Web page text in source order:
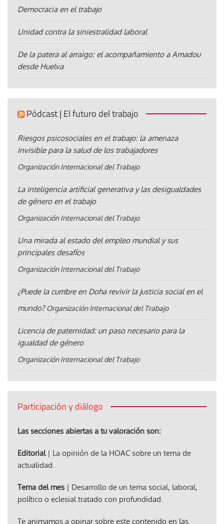
Democracia en el trabajo
Unidad contra la siniestralidad laboral
De la patera al arraigo: el acompañamiento a Amadou
desde Huelva
Pódcast | El futuro del trabajo
Riesgos psicosociales en el trabajo: la amenaza
invisible para la salud de los trabajadores
Organización Internacional del Trabajo
La inteligencia artificial generativa y las desigualdades
de género en el trabajo
Organización Internacional del Trabajo
Una mirada al estado del empleo mundial y sus
principales desafíos
Organización Internacional del Trabajo
¿Puede la cumbre en Doha revivir la justicia social en el
mundo? Organización Internacional del Trabajo
Licencia de paternidad: un paso necesario para la
igualdad de género
Organización Internacional del Trabajo
Participación y diálogo
Las secciones abiertas a tu valoración son:
Editorial| La opinión de la HOAC sobre un tema de
actualidad.
Tema del mes | Desarrollo de un tema social, laboral,
político o eclesial tratado con profundidad.
Te animamos a opinar sobre este contenido en las